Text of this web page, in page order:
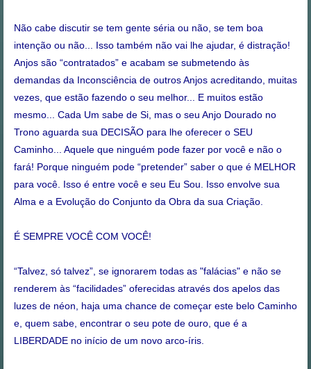
Não cabe discutir se tem gente séria ou não, se tem boa
intenção ou não... Isso também não vai lhe ajudar, é distração!
Anjos são “contratados” e acabam se submetendo às
demandas da Inconsciência de outros Anjos acreditando, muitas
vezes, que estão fazendo o seu melhor... E muitos estão
mesmo... Cada Um sabe de Si, mas o seu Anjo Dourado no
Trono aguarda sua DECISÃO para lhe oferecer o SEU
Caminho... Aquele que ninguém pode fazer por você e não o
fará! Porque ninguém pode “pretender” saber o que é MELHOR
para você. Isso é entre você e seu Eu Sou. Isso envolve sua
Alma e a Evolução do Conjunto da Obra da sua Criação.
É SEMPRE VOCÊ COM VOCÊ!
“Talvez, só talvez”, se ignorarem todas as "falácias" e não se
renderem às “facilidades” oferecidas através dos apelos das
luzes de néon, haja uma chance de começar este belo Caminho
e, quem sabe, encontrar o seu pote de ouro, que é a
LIBERDADE no início de um novo arco-íris.